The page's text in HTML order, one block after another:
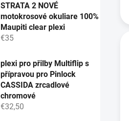
STRATA 2 NOVÉ
motokrosové okuliare 100%
Maupiti clear plexi
€35
plexi pro přilby Multiflip s
přípravou pro Pinlock
CASSIDA zrcadlové
chromové
€32,50